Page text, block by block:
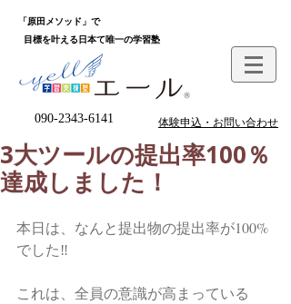
「原田メソッド」で
目標を叶える日本て唯一の学習塾
090-2343-6141 体験申込・お問い合わせ
3大ツールの提出率100％
達成しました！
本日は、なんと提出物の提出率が100%
でした‼︎
これは、全員の意識が高まっている